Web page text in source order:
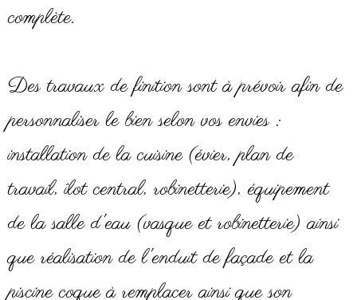
complète.
Des travaux de finition sont à prévoir afin de
personnaliser le bien selon vos envies :
installation de la cuisine (évier, plan de
travail, îlot central, robinetterie), équipement
de la salle d'eau (vasque et robinetterie) ainsi
que réalisation de l'enduit de façade et la
piscine coque à remplacer ainsi que son